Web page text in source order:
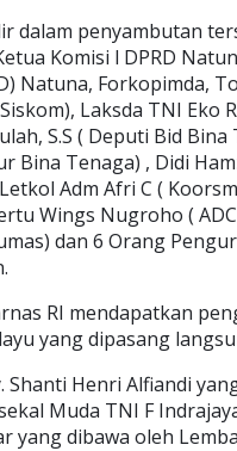
dalam penyambutan
Komisi l DPRD
Natuna, Forkopimda,
Laksda TNI Eko
S.S ( Deputi Bid
Bina Tenaga) , Didi
Adm Afri C (
Wings Nugroho (
dan 6 Orang
RI mendapatkan
yang dipasang
Shanti Henri Alfiandi
Muda TNI F
yang dibawa oleh